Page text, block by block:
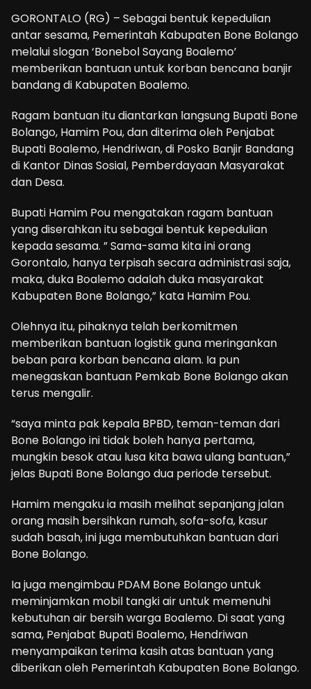
GORONTALO (RG) – Sebagai bentuk kepedulian
antar sesama, Pemerintah Kabupaten Bone Bolango
melalui slogan ‘Bonebol Sayang Boalemo’
memberikan bantuan untuk korban bencana banjir
bandang di Kabupaten Boalemo.
Ragam bantuan itu diantarkan langsung Bupati Bone
Bolango, Hamim Pou, dan diterima oleh Penjabat
Bupati Boalemo, Hendriwan, di Posko Banjir Bandang
di Kantor Dinas Sosial, Pemberdayaan Masyarakat
dan Desa.
Bupati Hamim Pou mengatakan ragam bantuan
yang diserahkan itu sebagai bentuk kepedulian
kepada sesama. ” Sama-sama kita ini orang
Gorontalo, hanya terpisah secara administrasi saja,
maka, duka Boalemo adalah duka masyarakat
Kabupaten Bone Bolango,” kata Hamim Pou.
Olehnya itu, pihaknya telah berkomitmen
memberikan bantuan logistik guna meringankan
beban para korban bencana alam. Ia pun
menegaskan bantuan Pemkab Bone Bolango akan
terus mengalir.
“saya minta pak kepala BPBD, teman-teman dari
Bone Bolango ini tidak boleh hanya pertama,
mungkin besok atau lusa kita bawa ulang bantuan,”
jelas Bupati Bone Bolango dua periode tersebut.
Hamim mengaku ia masih melihat sepanjang jalan
orang masih bersihkan rumah, sofa-sofa, kasur
sudah basah, ini juga membutuhkan bantuan dari
Bone Bolango.
Ia juga mengimbau PDAM Bone Bolango untuk
meminjamkan mobil tangki air untuk memenuhi
kebutuhan air bersih warga Boalemo. Di saat yang
sama, Penjabat Bupati Boalemo, Hendriwan
menyampaikan terima kasih atas bantuan yang
diberikan oleh Pemerintah Kabupaten Bone Bolango.